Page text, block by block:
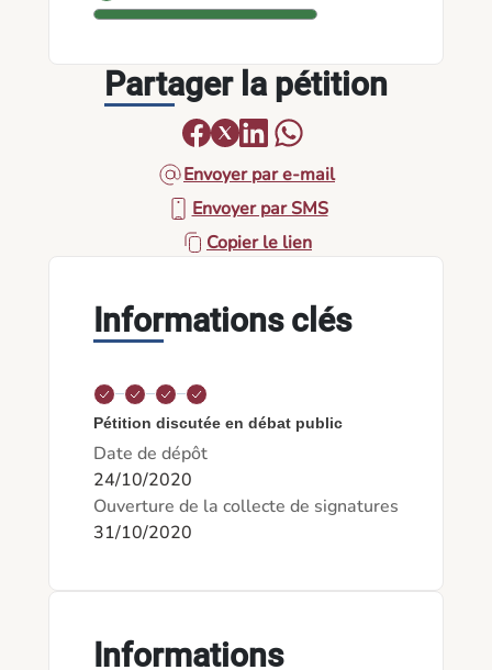
Partager la pétition
Envoyer par e-mail
Envoyer par SMS
Copier le lien
Informations clés
Pétition discutée en débat public
Date de dépôt
24/10/2020
Ouverture de la collecte de signatures
31/10/2020
Informations